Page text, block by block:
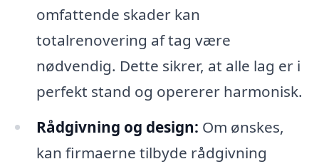
omfattende skader kan
totalrenovering af tag være
nødvendig. Dette sikrer, at alle lag er i
perfekt stand og opererer harmonisk.
Rådgivning og design: Om ønskes,
kan firmaerne tilbyde rådgivning